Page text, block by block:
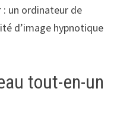
: un ordinateur de
d’image hypnotique
tout-en-un